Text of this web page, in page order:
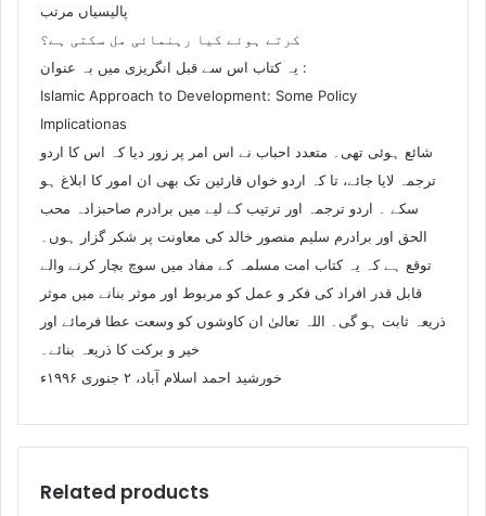
پالیسیاں مرتب
کرتے ہوئے کیا رہنمائی مل سکتی ہے؟
یہ کتاب اس سے قبل انگریزی میں بہ عنوان :
Islamic Approach to Development: Some Policy
Implicationas
شائع ہوئی تھی۔ متعدد احباب نے اس امر پر زور دیا کہ اس کا اردو
ترجمہ لایا جائے، تا کہ اردو خواں قارئین تک بھی ان امور کا ابلاغ ہو
سکے ۔ اردو ترجمہ اور ترتیب کے لیے میں برادرم صاحبزادہ محب
الحق اور برادرم سلیم منصور خالد کی معاونت پر شکر گزار ہوں۔
توقع ہے کہ یہ کتاب امت مسلمہ کے مفاد میں سوچ بچار کرنے والے
قابل قدر افراد کی فکر و عمل کو مربوط اور موثر بنانے میں موثر
ذریعہ ثابت ہو گی۔ اللہ تعالیٰ ان کاوشوں کو وسعت عطا فرمائے اور
خیر و برکت کا ذریعہ بنائے۔
خورشید احمد اسلام آباد، ۲ جنوری ۱۹۹۶ء
Related products